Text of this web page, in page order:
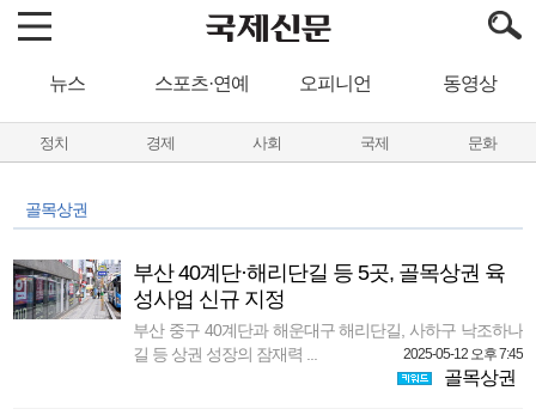
뉴스 스포츠·연예 오피니언 동영상
정치 경제 사회 국제 문화
골목상권
부산 40계단·해리단길 등 5곳, 골목상권 육
성사업 신규 지정
부산 중구 40계단과 해운대구 해리단길, 사하구 낙조하나
길 등 상권 성장의 잠재력 ...
2025-05-12 오후 7:45
골목상권